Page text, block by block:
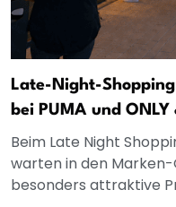
Late-Night-
bei PUMA und ONLY
Beim Late Night
warten in den
besonders attraktive